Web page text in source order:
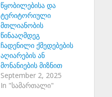
წყობილებისა და
ტერიტორიული
მთლიანობის
წინააღმდეგ
ჩადენილი ქმედებების
აღიარების ან
მონანიების მიზნით
September 2, 2025
In "სამართალი"